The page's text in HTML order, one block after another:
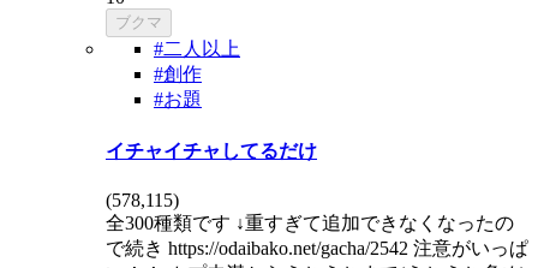
ブクマ
#二人以上
#創作
#お題
イチャイチャしてるだけ
(578,115)
全300種類です ↓重すぎて追加できなくなったの
で続き https://odaibako.net/gacha/2542 注意がいっぱ